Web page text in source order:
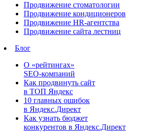
Продвижение стоматологии
Продвижение кондиционеров
Продвижение HR-агентства
Продвижение сайта лестниц
Блог
О «рейтингах»
SEO-компаний
Как продвинуть сайт
в ТОП Яндекс
10 главных ошибок
в Яндекс.Директ
Как узнать бюджет
конкурентов в Яндекс.Директ